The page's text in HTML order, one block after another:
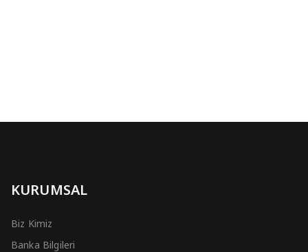
KURUMSAL
Biz Kimiz
Banka Bilgileri